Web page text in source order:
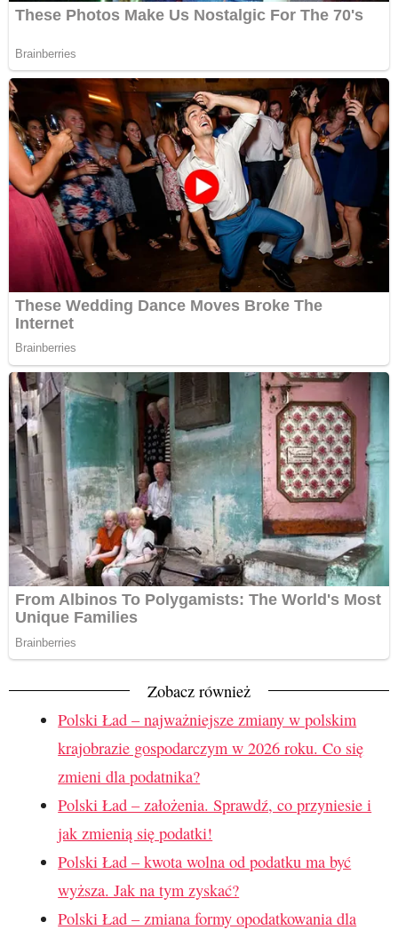
Zobacz również
Polski Ład – najważniejsze zmiany w polskim
krajobrazie gospodarczym w 2026 roku. Co się
zmieni dla podatnika?
Polski Ład – założenia. Sprawdź, co przyniesie i
jak zmienią się podatki!
Polski Ład – kwota wolna od podatku ma być
wyższa. Jak na tym zyskać?
Polski Ład – zmiana formy opodatkowania dla